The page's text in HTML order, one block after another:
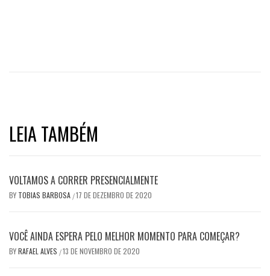
LEIA TAMBÉM
VOLTAMOS A CORRER PRESENCIALMENTE
BY TOBIAS BARBOSA /17 DE DEZEMBRO DE 2020
VOCÊ AINDA ESPERA PELO MELHOR MOMENTO PARA COMEÇAR?
BYRAFAEL ALVES /13 DE NOVEMBRO DE 2020